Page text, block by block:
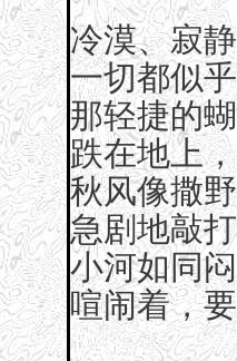
冷漠、寂
一切都似
那轻捷的
跌在地上
秋风像撒
急剧地敲
小河如同
喧闹着，